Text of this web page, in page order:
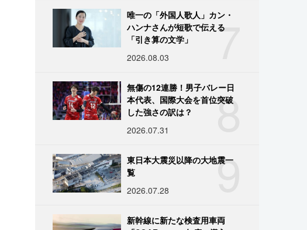
7
唯一の「外国人歌人」カン・
ハンナさんが短歌で伝える
「引き算の文学」
2026.08.03
8
無傷の12連勝！男子バレー日
本代表、国際大会を首位突破
した強さの訳は？
2026.07.31
9
東日本大震災以降の大地震一
覧
2026.07.28
新幹線に新たな検査用車両